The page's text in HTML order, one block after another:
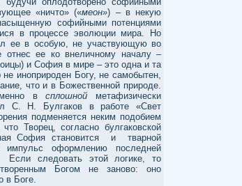
«ничто» («меон») – в некую
софийными потенциями
в процессе эволюции мира. Но
ее в особую, не участвующую во
отнес ее ко внеличному началу –
и София в мире – это одна и та
иноприроден Богу, не самобытен,
что и в Божественной природе.
именно всплошной метафизически
С. Н. Булгаков в работе «Свет
подменяется неким подобием
Творец, согласно булгаковской
София становится и тварной
оформлению последней
следовать этой логике, то
Богом не заново: оно
в Боге.